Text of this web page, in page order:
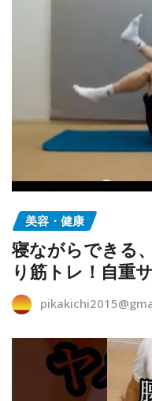
美容・健康
寝ながらできる
り筋トレ！自重